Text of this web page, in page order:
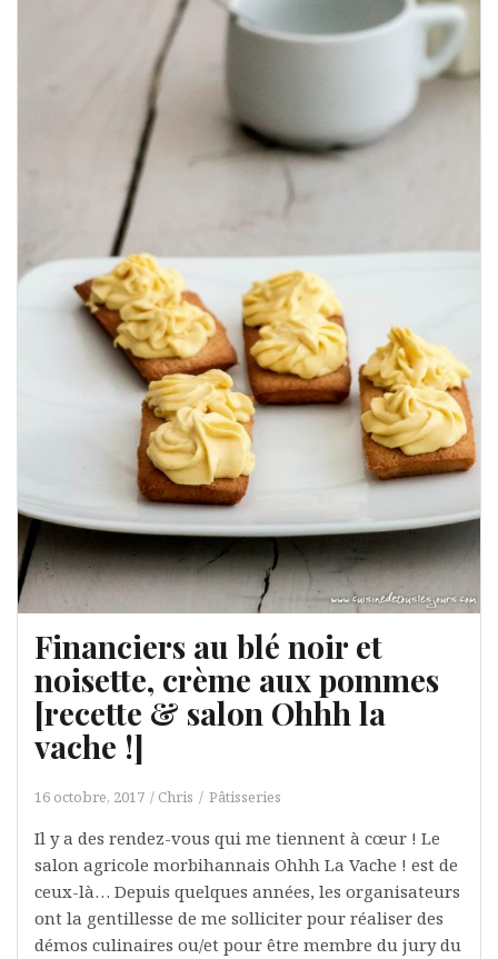
Financiers au blé noir et
noisette, crème aux pommes
[recette & salon Ohhh la
vache !]
16 octobre, 2017 Chris Pâtisseries
Il y a des rendez-vous qui me tiennent à cœur ! Le
salon agricole morbihannais Ohhh La Vache ! est de
ceux-là… Depuis quelques années, les organisateurs
ont la gentillesse de me solliciter pour réaliser des
démos culinaires ou/et pour être membre du jury du